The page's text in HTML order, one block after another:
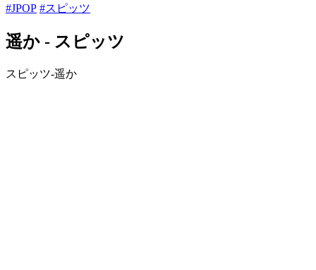
#JPOP #スピッツ
遥か - スピッツ
スピッツ-遥か